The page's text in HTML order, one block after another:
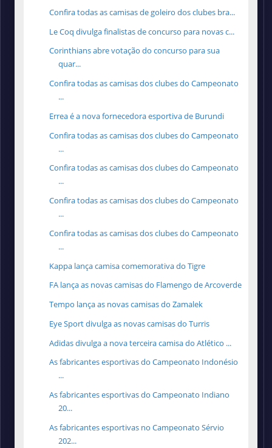
Confira todas as camisas de goleiro dos clubes bra...
Le Coq divulga finalistas de concurso para novas c...
Corinthians abre votação do concurso para sua
quar...
Confira todas as camisas dos clubes do Campeonato
...
Errea é a nova fornecedora esportiva de Burundi
Confira todas as camisas dos clubes do Campeonato
...
Confira todas as camisas dos clubes do Campeonato
...
Confira todas as camisas dos clubes do Campeonato
...
Confira todas as camisas dos clubes do Campeonato
...
Kappa lança camisa comemorativa do Tigre
FA lança as novas camisas do Flamengo de Arcoverde
Tempo lança as novas camisas do Zamalek
Eye Sport divulga as novas camisas do Turris
Adidas divulga a nova terceira camisa do Atlético ...
As fabricantes esportivas do Campeonato Indonésio
...
As fabricantes esportivas do Campeonato Indiano
20...
As fabricantes esportivas no Campeonato Sérvio
202...